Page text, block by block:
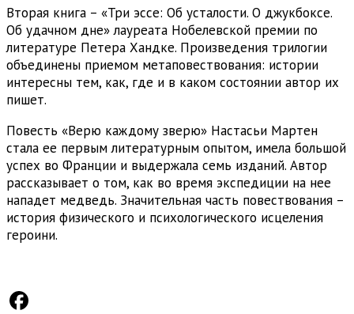
Вторая книга – «Три эссе: Об усталости. О джукбоксе.
Об удачном дне» лауреата Нобелевской премии по
литературе Петера Хандке. Произведения трилогии
объединены приемом метаповествования: истории
интересны тем, как, где и в каком состоянии автор их
пишет.
Повесть «Верю каждому зверю» Настасьи Мартен
стала ее первым литературным опытом, имела большой
успех во Франции и выдержала семь изданий. Автор
рассказывает о том, как во время экспедиции на нее
нападет медведь. Значительная часть повествования –
история физического и психологического исцеления
героини.